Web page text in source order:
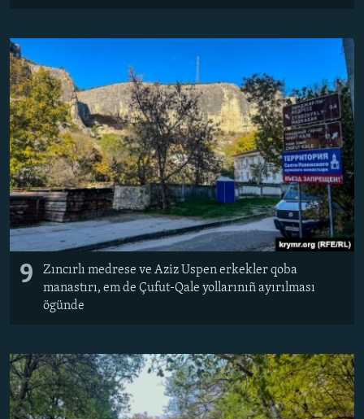
9
Zıncırlı medrese ve Aziz Uspen erkekler qoba
manastırı, em de Çufut-Qale yollarınıñ ayırılması
ögünde